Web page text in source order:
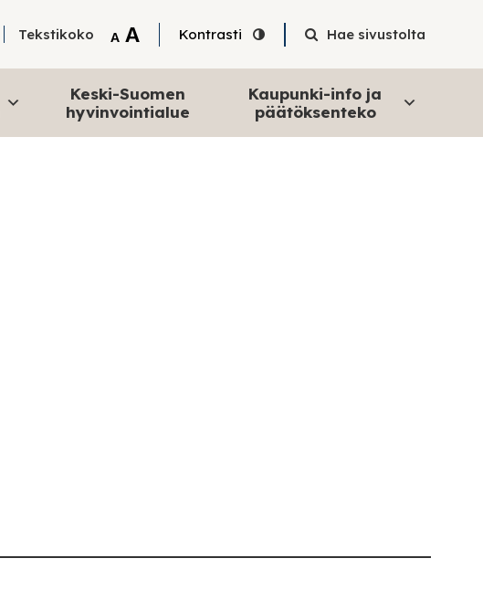
Tekstikoko A Tekstin pienentäminen
A Tekstin suurentaminen
Kontrasti Hae sivustolta
Keski-Suomen
hyvinvointialue
Kaupunki-info ja
päätöksenteko